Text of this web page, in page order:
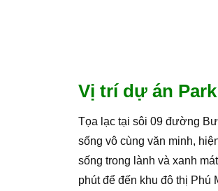
Vị trí dự án
Tọa lạc tại sôi 09 đường
sống vô cùng văn minh,
sống trong lành và xanh
phút để đến khu đô thị